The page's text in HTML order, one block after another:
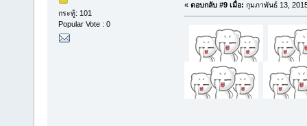
กระทู้: 101
Popular Vote : 0
« ตอบกลับ #9 เมื่อ: กุมภาพันธ์ 13,